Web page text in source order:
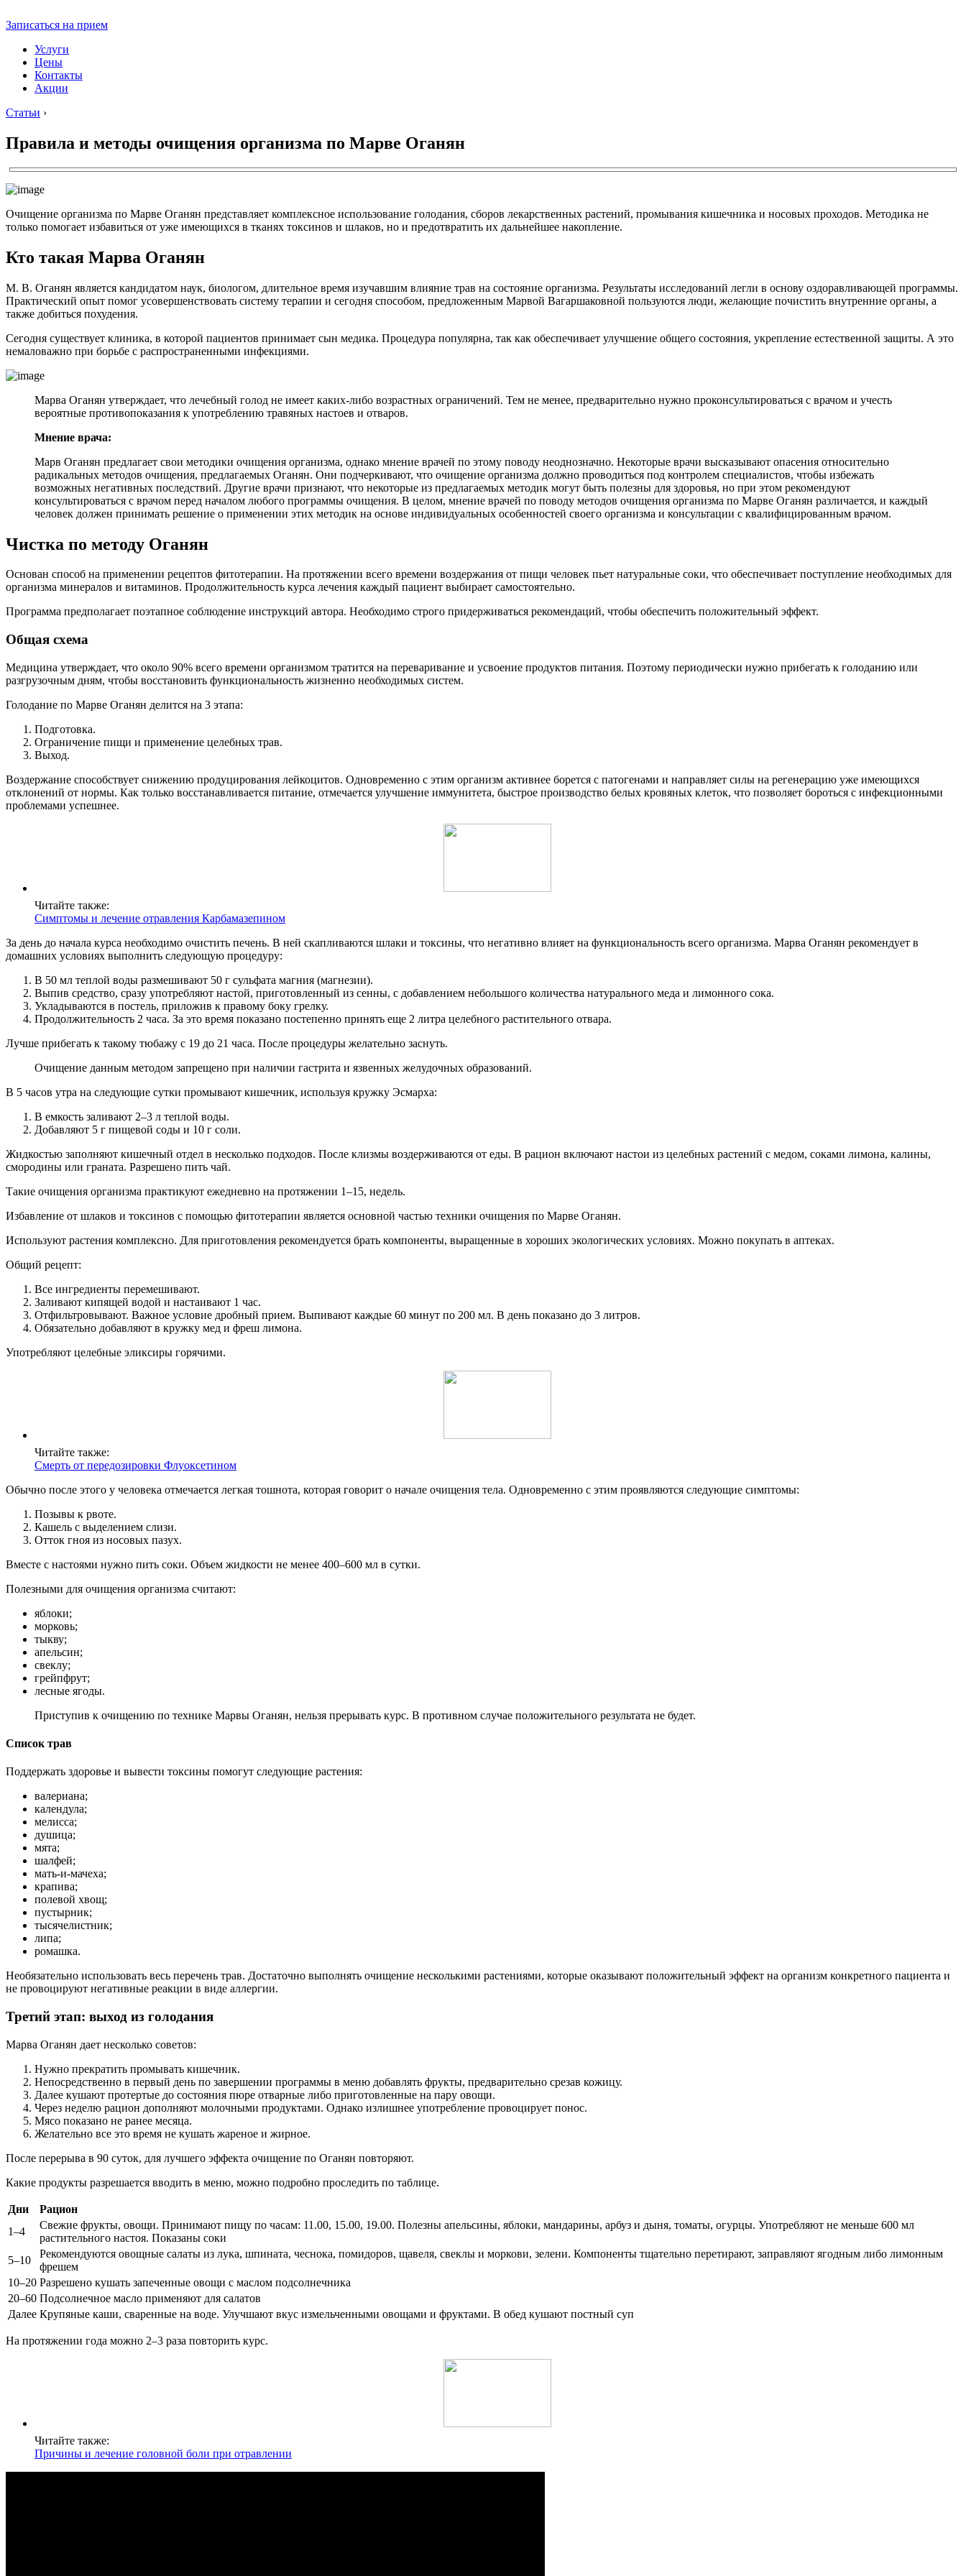
Записаться на прием
Услуги
Цены
Контакты
Акции
Статьи ›
Правила и методы очищения организма по Марве Оганян
Очищение организма по Марве Оганян представляет комплексное использование голодания, сборов лекарственных растений, промывания кишечника и носовых проходов. Методика не
только помогает избавиться от уже имеющихся в тканях токсинов и шлаков, но и предотвратить их дальнейшее накопление.
Кто такая Марва Оганян
М. В. Оганян является кандидатом наук, биологом, длительное время изучавшим влияние трав на состояние организма. Результаты исследований легли в основу оздоравливающей программы.
Практический опыт помог усовершенствовать систему терапии и сегодня способом, предложенным Марвой Вагаршаковной пользуются люди, желающие почистить внутренние органы, а
также добиться похудения.
Сегодня существует клиника, в которой пациентов принимает сын медика. Процедура популярна, так как обеспечивает улучшение общего состояния, укрепление естественной защиты. А это
немаловажно при борьбе с распространенными инфекциями.
Марва Оганян утверждает, что лечебный голод не имеет каких-либо возрастных ограничений. Тем не менее, предварительно нужно проконсультироваться с врачом и учесть
вероятные противопоказания к употреблению травяных настоев и отваров.
Мнение врача:
Марв Оганян предлагает свои методики очищения организма, однако мнение врачей по этому поводу неоднозначно. Некоторые врачи высказывают опасения относительно
радикальных методов очищения, предлагаемых Оганян. Они подчеркивают, что очищение организма должно проводиться под контролем специалистов, чтобы избежать
возможных негативных последствий. Другие врачи признают, что некоторые из предлагаемых методик могут быть полезны для здоровья, но при этом рекомендуют
консультироваться с врачом перед началом любого программы очищения. В целом, мнение врачей по поводу методов очищения организма по Марве Оганян различается, и каждый
человек должен принимать решение о применении этих методик на основе индивидуальных особенностей своего организма и консультации с квалифицированным врачом.
Чистка по методу Оганян
Основан способ на применении рецептов фитотерапии. На протяжении всего времени воздержания от пищи человек пьет натуральные соки, что обеспечивает поступление необходимых для
организма минералов и витаминов. Продолжительность курса лечения каждый пациент выбирает самостоятельно.
Программа предполагает поэтапное соблюдение инструкций автора. Необходимо строго придерживаться рекомендаций, чтобы обеспечить положительный эффект.
Общая схема
Медицина утверждает, что около 90% всего времени организмом тратится на переваривание и усвоение продуктов питания. Поэтому периодически нужно прибегать к голоданию или
разгрузочным дням, чтобы восстановить функциональность жизненно необходимых систем.
Голодание по Марве Оганян делится на 3 этапа:
Подготовка.
Ограничение пищи и применение целебных трав.
Выход.
Воздержание способствует снижению продуцирования лейкоцитов. Одновременно с этим организм активнее борется с патогенами и направляет силы на регенерацию уже имеющихся
отклонений от нормы. Как только восстанавливается питание, отмечается улучшение иммунитета, быстрое производство белых кровяных клеток, что позволяет бороться с инфекционными
проблемами успешнее.
Читайте также:
Симптомы и лечение отравления Карбамазепином
За день до начала курса необходимо очистить печень. В ней скапливаются шлаки и токсины, что негативно влияет на функциональность всего организма. Марва Оганян рекомендует в
домашних условиях выполнить следующую процедуру:
В 50 мл теплой воды размешивают 50 г сульфата магния (магнезии).
Выпив средство, сразу употребляют настой, приготовленный из сенны, с добавлением небольшого количества натурального меда и лимонного сока.
Укладываются в постель, приложив к правому боку грелку.
Продолжительность 2 часа. За это время показано постепенно принять еще 2 литра целебного растительного отвара.
Лучше прибегать к такому тюбажу с 19 до 21 часа. После процедуры желательно заснуть.
Очищение данным методом запрещено при наличии гастрита и язвенных желудочных образований.
В 5 часов утра на следующие сутки промывают кишечник, используя кружку Эсмарха:
В емкость заливают 2–3 л теплой воды.
Добавляют 5 г пищевой соды и 10 г соли.
Жидкостью заполняют кишечный отдел в несколько подходов. После клизмы воздерживаются от еды. В рацион включают настои из целебных растений с медом, соками лимона, калины,
смородины или граната. Разрешено пить чай.
Такие очищения организма практикуют ежедневно на протяжении 1–15, недель.
Избавление от шлаков и токсинов с помощью фитотерапии является основной частью техники очищения по Марве Оганян.
Используют растения комплексно. Для приготовления рекомендуется брать компоненты, выращенные в хороших экологических условиях. Можно покупать в аптеках.
Общий рецепт:
Все ингредиенты перемешивают.
Заливают кипящей водой и настаивают 1 час.
Отфильтровывают. Важное условие дробный прием. Выпивают каждые 60 минут по 200 мл. В день показано до 3 литров.
Обязательно добавляют в кружку мед и фреш лимона.
Употребляют целебные эликсиры горячими.
Читайте также:
Смерть от передозировки Флуоксетином
Обычно после этого у человека отмечается легкая тошнота, которая говорит о начале очищения тела. Одновременно с этим проявляются следующие симптомы:
Позывы к рвоте.
Кашель с выделением слизи.
Отток гноя из носовых пазух.
Вместе с настоями нужно пить соки. Объем жидкости не менее 400–600 мл в сутки.
Полезными для очищения организма считают:
яблоки;
морковь;
тыкву;
апельсин;
свеклу;
грейпфрут;
лесные ягоды.
Приступив к очищению по технике Марвы Оганян, нельзя прерывать курс. В противном случае положительного результата не будет.
Список трав
Поддержать здоровье и вывести токсины помогут следующие растения:
валериана;
календула;
мелисса;
душица;
мята;
шалфей;
мать-и-мачеха;
крапива;
полевой хвощ;
пустырник;
тысячелистник;
липа;
ромашка.
Необязательно использовать весь перечень трав. Достаточно выполнять очищение несколькими растениями, которые оказывают положительный эффект на организм конкретного пациента и
не провоцируют негативные реакции в виде аллергии.
Третий этап: выход из голодания
Марва Оганян дает несколько советов:
Нужно прекратить промывать кишечник.
Непосредственно в первый день по завершении программы в меню добавлять фрукты, предварительно срезав кожицу.
Далее кушают протертые до состояния пюре отварные либо приготовленные на пару овощи.
Через неделю рацион дополняют молочными продуктами. Однако излишнее употребление провоцирует понос.
Мясо показано не ранее месяца.
Желательно все это время не кушать жареное и жирное.
После перерыва в 90 суток, для лучшего эффекта очищение по Оганян повторяют.
Какие продукты разрешается вводить в меню, можно подробно проследить по таблице.
Дни
Рацион
1–4
Свежие фрукты, овощи. Принимают пищу по часам: 11.00, 15.00, 19.00. Полезны апельсины, яблоки, мандарины, арбуз и дыня, томаты, огурцы. Употребляют не меньше 600 мл
растительного настоя. Показаны соки
5–10
Рекомендуются овощные салаты из лука, шпината, чеснока, помидоров, щавеля, свеклы и моркови, зелени. Компоненты тщательно перетирают, заправляют ягодным либо лимонным
фрешем
10–20 Разрешено кушать запеченные овощи с маслом подсолнечника
20–60 Подсолнечное масло применяют для салатов
Далее Крупяные каши, сваренные на воде. Улучшают вкус измельченными овощами и фруктами. В обед кушают постный суп
На протяжении года можно 2–3 раза повторить курс.
Читайте также:
Причины и лечение головной боли при отравлении